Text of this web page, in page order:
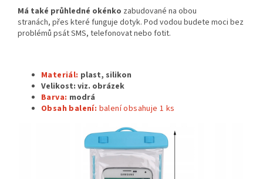
Má také průhledné okénko zabudované na obou
stranách, přes které funguje dotyk. Pod vodou budete moci bez
problémů psát SMS, telefonovat nebo fotit.
Materiál: plast, silikon
Velikost: viz. obrázek
Barva: modrá
Obsah balení: balení obsahuje 1 ks